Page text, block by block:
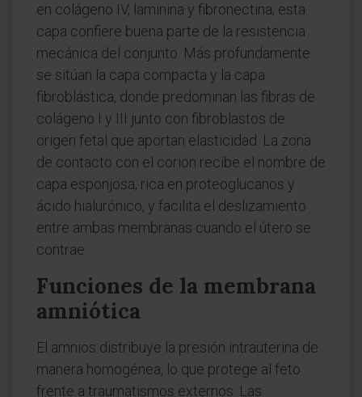
en colágeno IV, laminina y fibronectina; esta
capa confiere buena parte de la resistencia
mecánica del conjunto. Más profundamente
se sitúan la capa compacta y la capa
fibroblástica, donde predominan las fibras de
colágeno I y III junto con fibroblastos de
origen fetal que aportan elasticidad. La zona
de contacto con el corion recibe el nombre de
capa esponjosa, rica en proteoglucanos y
ácido hialurónico, y facilita el deslizamiento
entre ambas membranas cuando el útero se
contrae.
Funciones de la membrana
amniótica
El amnios distribuye la presión intrauterina de
manera homogénea, lo que protege al feto
frente a traumatismos externos. Las